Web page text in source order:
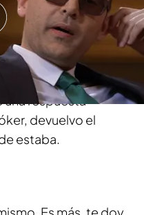
una respuesta
devuelvo el
estaba.